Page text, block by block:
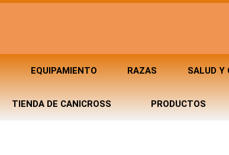
EQUIPAMIENTO RAZAS SALUD Y
TIENDA DE CANICROSS PRODUCTOS